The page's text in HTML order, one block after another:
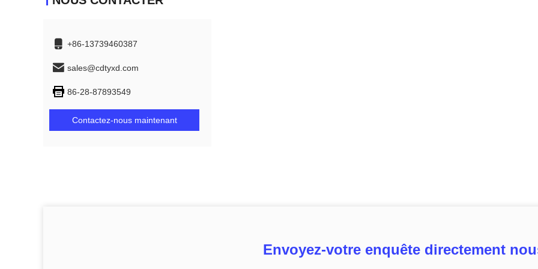
+86-13739460387
sales@cdtyxd.com
86-28-87893549
Contactez-nous maintenant
Envoyez-votre enquête directement